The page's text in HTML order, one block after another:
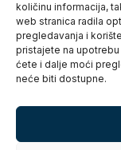
količinu informacija,
web stranica radila
pregledavanja i
pristajete na
ćete i dalje moći
neće biti dostupne.
Zaštita osobnih
Pristup
Kolačići
Izjava o
Turistička